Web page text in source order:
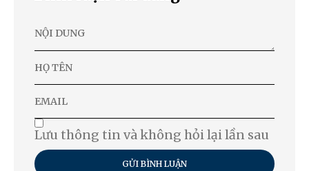
Lưu thông tin và không hỏi lại lần sau
GỬI BÌNH LUẬN